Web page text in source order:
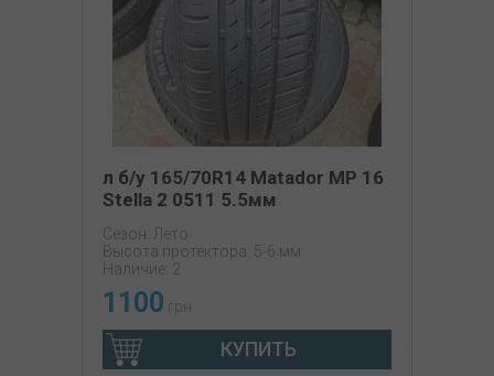
л б/у 165/70R14 Matador MP 16
Stella 2 0511 5.5мм
Сезон: Лето
Высота протектора: 5-6 мм
Наличие: 2
1100 грн
КУПИТЬ